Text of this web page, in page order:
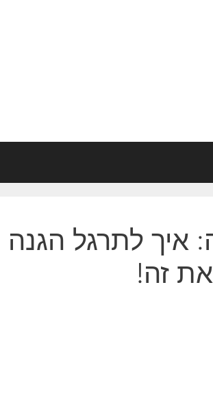
איך לתרגל הגנה
זה!